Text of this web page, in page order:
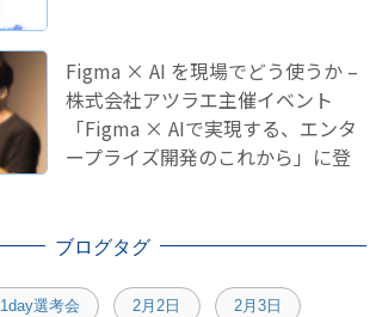
Figma × AI を現場でどう使うか –
株式会社アツラエ主催イベント
「Figma × AIで実現する、エンタ
ープライズ開発のこれから」に登
ブログタグ
1day選考会 2月2日 2月3日